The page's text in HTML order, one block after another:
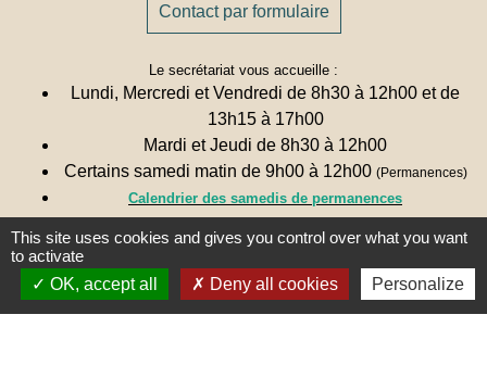
Contact par formulaire
Le secrétariat vous accueille :
Lundi, Mercredi et Vendredi de 8h30 à 12h00 et de
13h15 à 17h00
Mardi et Jeudi de 8h30 à 12h00
Certains samedi matin de 9h00 à 12h00 (Permanences)
Calendrier des samedis de permanences
N'hésitez pas à nous écrire 🖋
This site uses cookies and gives you control over what you want
to activate
OK, accept all
Deny all cookies Personalize